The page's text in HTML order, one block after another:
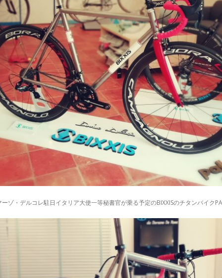
ゾ・デルコレ駐日イタリア大使一等秘書官が乗る予定のBIXXISのチタンバイク